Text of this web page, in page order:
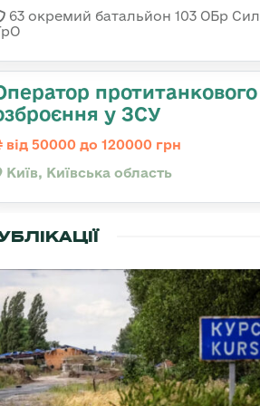
63 окремий батальйон 103 ОБр Сил
протитанкового
у ЗСУ
від 50000 до 120000 грн
Київ, Київська область